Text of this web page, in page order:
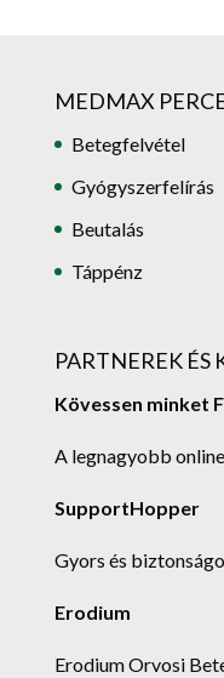
MEDMAX
Betegfelvétel
Gyógyszerfelírás
Beutalás
Táppénz
PARTNEREK ÉS
Kövessen minket
A legnagyobb
SupportHopper
Gyors és
Erodium
Erodium Orvosi